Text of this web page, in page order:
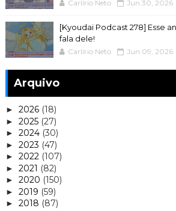
Carlírio Neto Jun 30, 2026
[Kyoudai Podcast 278] Esse
fala dele!
Carlírio Neto Jun 09, 2026
Arquivo
► 2026 (18)
► 2025 (27)
► 2024 (30)
► 2023 (47)
► 2022 (107)
► 2021 (82)
► 2020 (150)
► 2019 (59)
► 2018 (87)